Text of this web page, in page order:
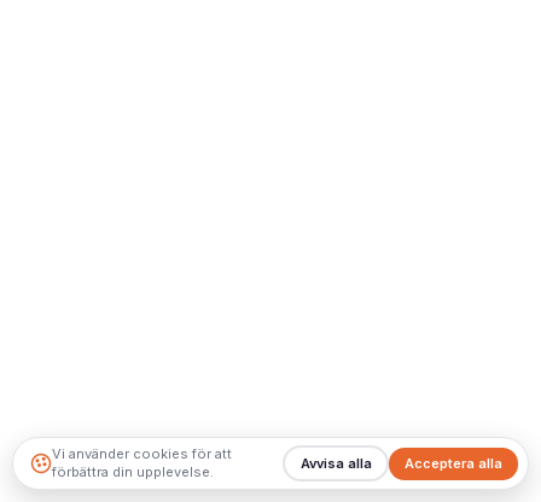
Vi använder cookies för att
förbättra din upplevelse.
Acceptera alla
Avvisa alla